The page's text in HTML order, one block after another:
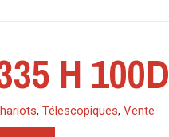
H
, Télescopiques, Vente